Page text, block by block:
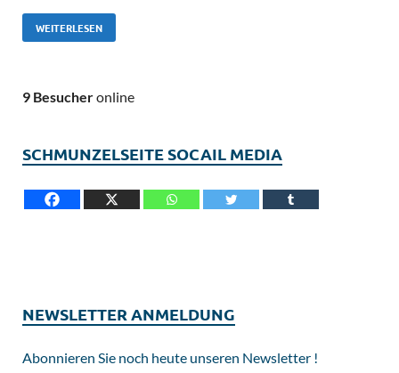
WEITERLESEN
9 Besucheronline
SCHMUNZELSEITE SOCAIL MEDIA
NEWSLETTER ANMELDUNG
Abonnieren Sie noch heute unseren Newsletter !